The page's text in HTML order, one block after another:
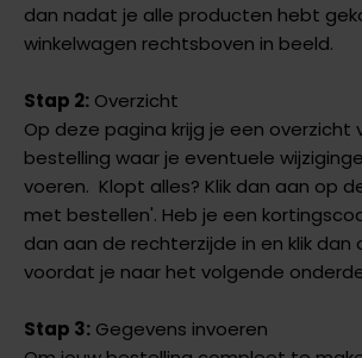
dan nadat je alle producten hebt
winkelwagen rechtsboven in beeld.
Stap 2: Overzicht
Op deze pagina krijg je een overzicht
bestelling waar je eventuele
voeren. Klopt alles? Klik dan aan op
met bestellen'. Heb je een
dan aan de rechterzijde in en klik dan
voordat je naar het volgende
Stap 3: Gegevens invoeren